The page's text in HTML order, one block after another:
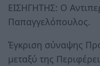
ΕΙΣΗΓΗΤΗΣ: Ο
Παπαγγελόπουλος.
Έγκριση σύναψης
μεταξύ της